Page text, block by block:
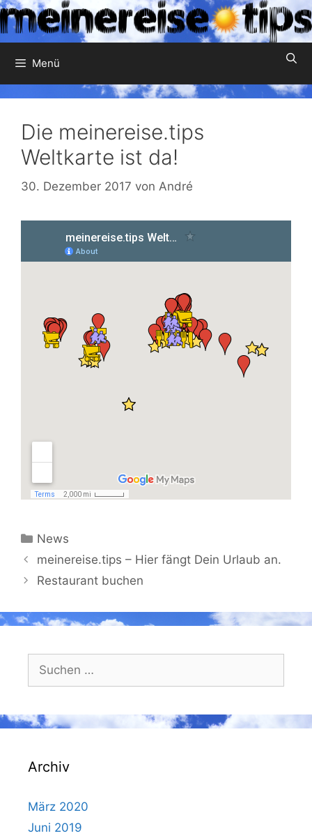
Zum
Inhalt
springen
Menü
Die meinereise.tips
Weltkarte ist da!
30. Dezember 2017 von André
Kategorien
News
meinereise.tips – Hier fängt Dein Urlaub an.
Restaurant buchen
nach:
Archiv
März 2020
Juni 2019